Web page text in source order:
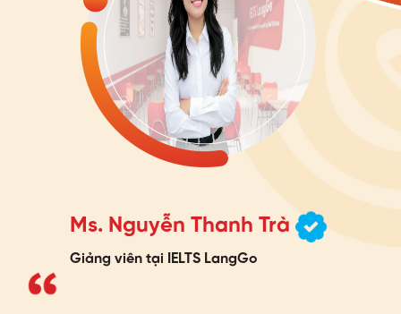
Ms. Nguyễn Thanh Trà
Giảng viên tại IELTS LangGo